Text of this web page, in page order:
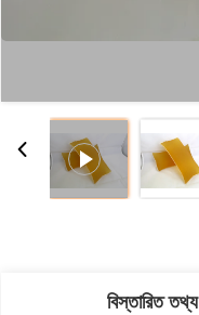
বিস্তারিত তথ্য